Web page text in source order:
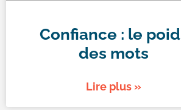
Confiance : le
des mots
Lire plus »